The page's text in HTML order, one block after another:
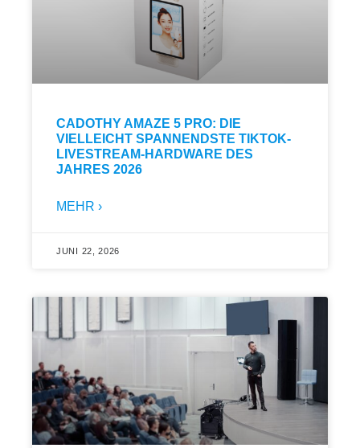
CADOTHY AMAZE 5 PRO: DIE
VIELLEICHT SPANNENDSTE TIKTOK-
LIVESTREAM-HARDWARE DES
JAHRES 2026
MEHR ›
JUNI 22, 2026